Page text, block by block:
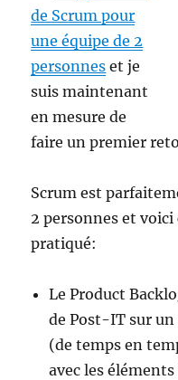
de Scrum pour
une équipe de 2
personnes et je
suis maintenant
en mesure de
faire un premier
Scrum est
2 personnes et
pratiqué:
Le Product
de Post-IT sur
(de temps en
avec les